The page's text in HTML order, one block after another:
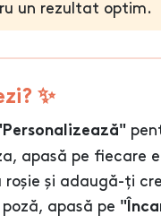
un rezultat optim.
✨
apasă pe fiecare
roșie și adaugă-ți
apasă pe